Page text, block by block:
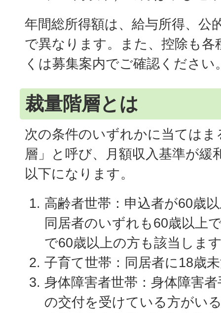
年間総所得額は、給与所得、公
で異なります。また、控除も各
くは募集案内でご確認ください
裁量階層とは
次の条件のいずれかに当てはま
層」と呼び、月額収入基準が緩
以下になります。
高齢者世帯：申込者が60歳
同居者のいずれも60歳以上
で60歳以上の方も該当しま
子育て世帯：同居者に18歳
身体障害者世帯：身体障害
の交付を受けている方がい